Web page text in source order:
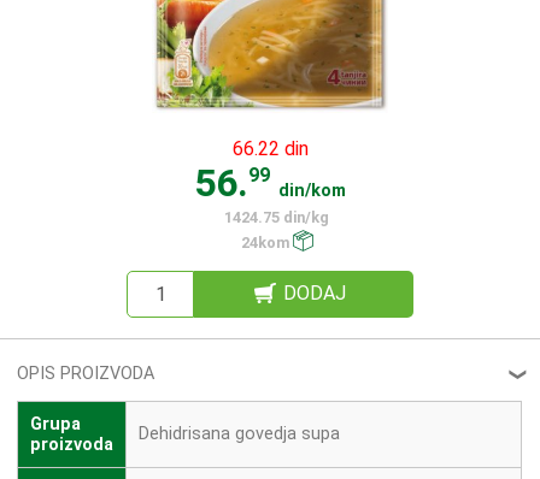
66.22 din
56.99
din/kom
1424.75 din/kg
24kom
DODAJ
OPIS PROIZVODA ❮
Grupa
proizvoda
Dehidrisana govedja supa